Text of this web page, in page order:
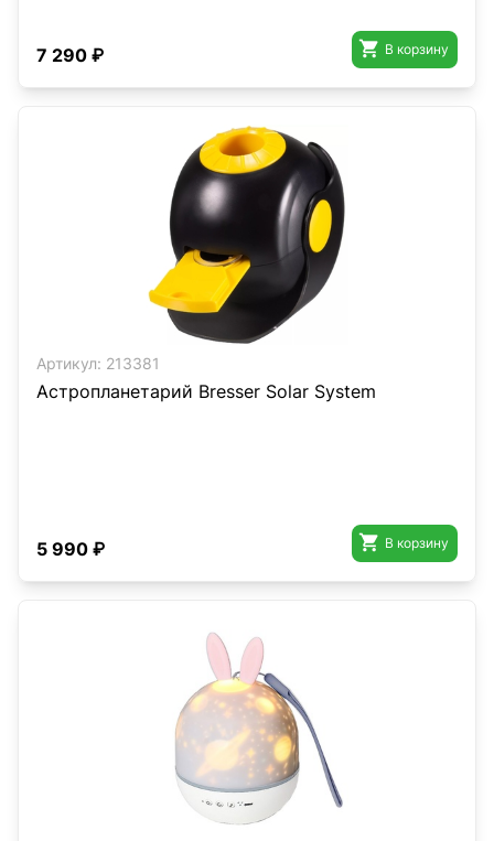
7 290 ₽  В корзину
Артикул: 213381
Астропланетарий Bresser Solar System
5 990 ₽  В корзину